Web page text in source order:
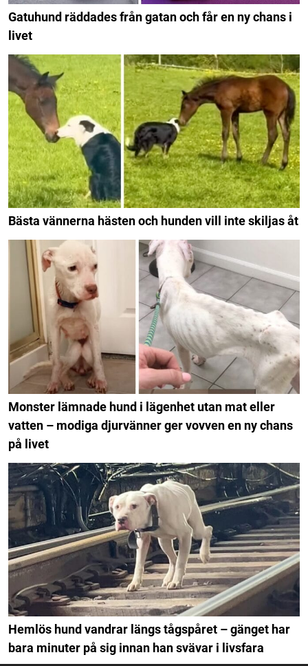
Gatuhund räddades från gatan och får en ny chans i
livet
Bästa vännerna hästen och hunden vill inte skiljas åt
Monster lämnade hund i lägenhet utan mat eller
vatten – modiga djurvänner ger vovven en ny chans
på livet
Hemlös hund vandrar längs tågspåret – gänget har
bara minuter på sig innan han svävar i livsfara